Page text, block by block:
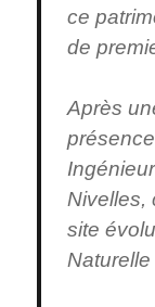
ce
de
Après
Nivelles,
site